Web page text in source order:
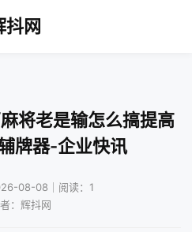
抖网
将老是输怎么搞提高
牌器-企业快讯
08-08｜阅读：1
：辉抖网